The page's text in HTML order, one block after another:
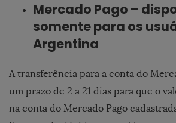
Mercado Pago –
somente para os
Argentina
A transferência para a conta do
um prazo de 2 a 21 dias para que o
na conta do Mercado Pago